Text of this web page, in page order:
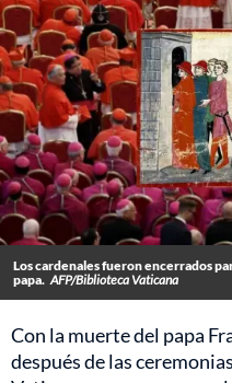
Los cardenales fueron encerrados
papa. AFP/Biblioteca Vaticana
Con la muerte del papa
después de las